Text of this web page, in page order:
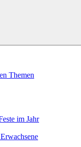
Themen
im Jahr